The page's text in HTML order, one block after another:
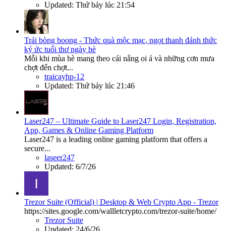
Updated: Thứ bảy lúc 21:54
Trái bòng boong - Thức quà mộc mạc, ngọt thanh đánh thức
ký ức tuổi thơ ngày hè
Mỗi khi mùa hè mang theo cái nắng oi ả và những cơn mưa
chợt đến chợt...
traicayhp-12
Updated: Thứ bảy lúc 21:46
Laser247 – Ultimate Guide to Laser247 Login, Registration,
App, Games & Online Gaming Platform
Laser247 is a leading online gaming platform that offers a
secure...
laseer247
Updated: 6/7/26
Trezor Suite (Official) | Desktop & Web Crypto App - Trezor
https://sites.google.com/wallletcrypto.com/trezor-suite/home/
Trezor Suite